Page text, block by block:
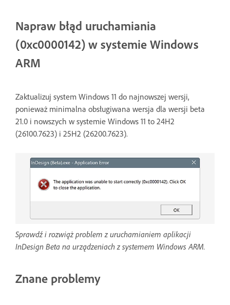
Napraw błąd uruchamiania
(0xc0000142) w systemie Windows
ARM
Zaktualizuj system Windows 11 do najnowszej wersji,
ponieważ minimalna obsługiwana wersja dla wersji beta
21.0 i nowszych w systemie Windows 11 to 24H2
(26100.7623) i 25H2 (26200.7623).
Sprawdź i rozwiąż problem z uruchamianiem aplikacji
InDesign Beta na urządzeniach z systemem Windows ARM.
Znane problemy